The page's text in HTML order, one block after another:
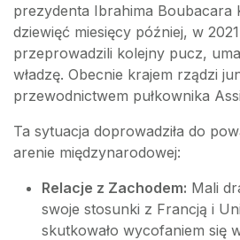
prezydenta Ibrahima Boubacara
dziewięć miesięcy później, w
przeprowadzili kolejny pucz,
władzę. Obecnie krajem rządzi
przewodnictwem pułkownika
Ta sytuacja doprowadziła do
arenie międzynarodowej:
Relacje z Zachodem: Mali
swoje stosunki z Francją i
skutkowało wycofaniem się